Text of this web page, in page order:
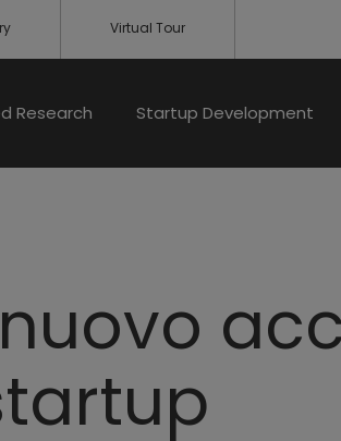
Virtual Tour
Research Startup Development